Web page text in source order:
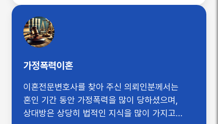
지속적으로 하였기 때문에 오랜 시간 참으신 후
상간녀위자료청구소송을 제기한 사건 입니다.
가정폭력이혼
이혼전문변호사를 찾아 주신 의뢰인분께서는
혼인 기간 동안 가정폭력을 많이 당하셨으며,
상대방은 상당히 법적인 지식을 많이 가지고